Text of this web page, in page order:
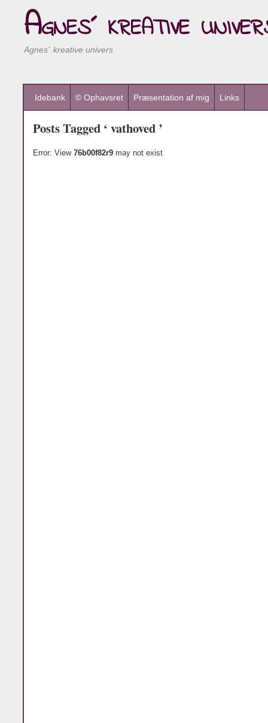
Agnes´ kreative
Agnes´ kreative univers
Idebank © Ophavsret Præsentation af mig Links
Posts Tagged ‘ vathoved ’
Error: View 76b00f82r9 may not exist